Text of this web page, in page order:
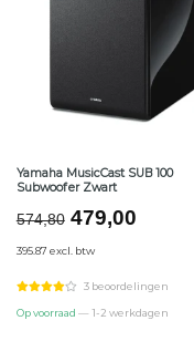
Yamaha MusicCast SUB 100
Subwoofer Zwart
574,80
was:
€574,80.
479,00
395.87 excl. btw
3 beoordelingen
Op voorraad — 1-2 werkdagen